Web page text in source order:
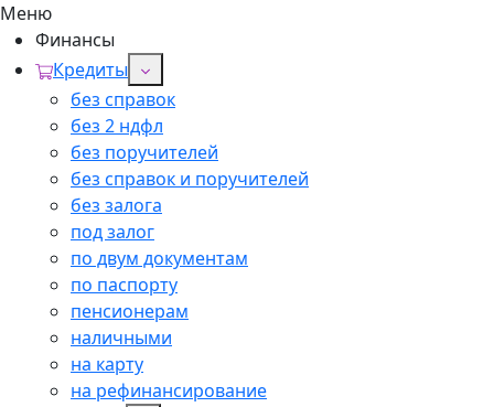
Меню
Финансы
Кредиты
без справок
без 2 ндфл
без поручителей
без справок и поручителей
без залога
под залог
по двум документам
по паспорту
пенсионерам
наличными
на карту
на рефинансирование